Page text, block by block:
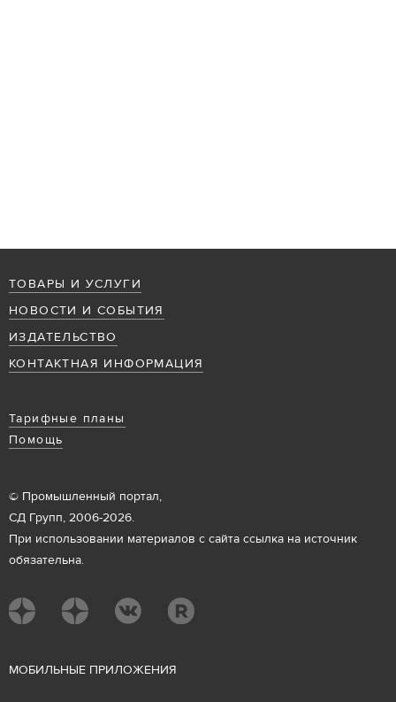
ТОВАРЫ И УСЛУГИ
НОВОСТИ И СОБЫТИЯ
ИЗДАТЕЛЬСТВО
КОНТАКТНАЯ ИНФОРМАЦИЯ
Тарифные планы
Помощь
© Промышленный портал,
СД Групп, 2006-2026.
При использовании материалов с сайта ссылка на источник
обязательна.
МОБИЛЬНЫЕ ПРИЛОЖЕНИЯ